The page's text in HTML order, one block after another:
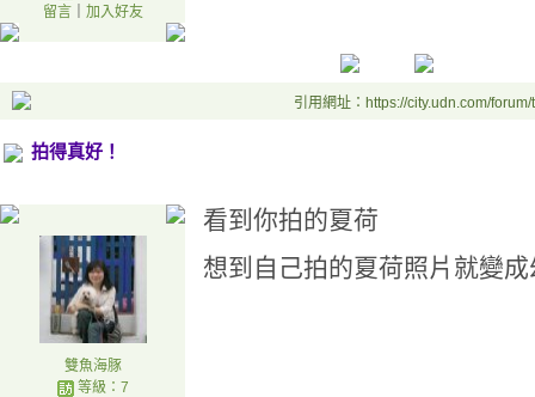
留言｜ 加入好友
引用網址：https://city.udn.com/
拍得真好！
雙魚海豚
等級：7
看到你拍的夏荷
想到自己拍的夏荷照片就變